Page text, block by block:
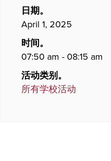
日期。
April 1, 2025
时间。
07:50 am - 08:15 am
活动类别。
所有学校活动